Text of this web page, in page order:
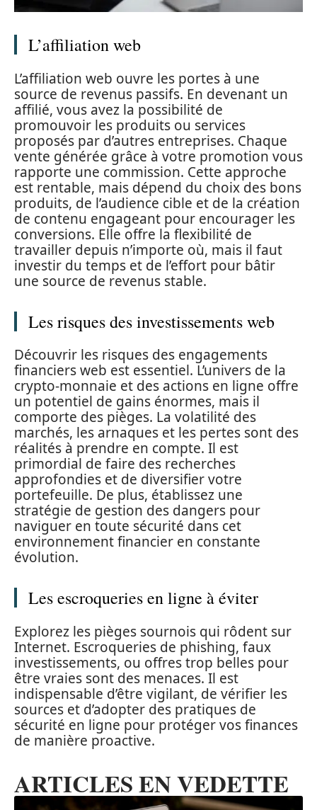
L’affiliation web
L’affiliation web ouvre les portes à une
source de revenus passifs. En devenant un
affilié, vous avez la possibilité de
promouvoir les produits ou services
proposés par d’autres entreprises. Chaque
vente générée grâce à votre promotion vous
rapporte une commission. Cette approche
est rentable, mais dépend du choix des bons
produits, de l’audience cible et de la création
de contenu engageant pour encourager les
conversions. Elle offre la flexibilité de
travailler depuis n’importe où, mais il faut
investir du temps et de l’effort pour bâtir
une source de revenus stable.
Les risques des investissements web
Découvrir les risques des engagements
financiers web est essentiel. L’univers de la
crypto-monnaie et des actions en ligne offre
un potentiel de gains énormes, mais il
comporte des pièges. La volatilité des
marchés, les arnaques et les pertes sont des
réalités à prendre en compte. Il est
primordial de faire des recherches
approfondies et de diversifier votre
portefeuille. De plus, établissez une
stratégie de gestion des dangers pour
naviguer en toute sécurité dans cet
environnement financier en constante
évolution.
Les escroqueries en ligne à éviter
Explorez les pièges sournois qui rôdent sur
Internet. Escroqueries de phishing, faux
investissements, ou offres trop belles pour
être vraies sont des menaces. Il est
indispensable d’être vigilant, de vérifier les
sources et d’adopter des pratiques de
sécurité en ligne pour protéger vos finances
de manière proactive.
ARTICLES EN VEDETTE